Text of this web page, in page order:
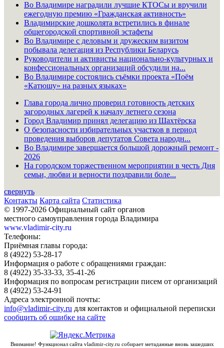
Во Владимире наградили лучшие КТОСы и вручили
ежегодную премию «Гражданская активность»
Владимирские дошколята встретились в финале
общегородской спортивной эстафеты
Во Владимире с деловым и дружеским визитом
побывала делегация из Республики Беларусь
Руководители и активисты национально-культурных и
конфессиональных организаций обсудили на...
Во Владимире состоялись съёмки проекта «Поём
«Катюшу» на разных языках»
Глава города лично проверил готовность детских
загородных лагерей к началу летнего сезона
Город Владимир принял делегацию из Шахтёрска
О безопасности избирательных участков в период
проведения выборов депутатов Совета народн...
Во Владимире завершается большой дорожный ремонт -
2026
На городском торжественном мероприятии в честь Дня
семьи, любви и верности поздравили боле...
свернуть
Контакты Карта сайта Статистика
© 1997-2026 Официальный сайт органов
местного самоуправления города Владимира
www.vladimir-city.ru
Телефоны:
Приёмная главы города:
8 (4922) 53-28-17
Информация о работе с обращениями граждан:
8 (4922) 35-33-33, 35-41-26
Информация по вопросам регистрации писем от организаций
8 (4922) 53-24-91
Адреса электронной почты:
info@vladimir-city.ru для контактов и официальной переписки
сообщить об ошибке на сайте
Внимание! Функционал сайта vladimir-city.ru собирает метаданные вновь зашедших